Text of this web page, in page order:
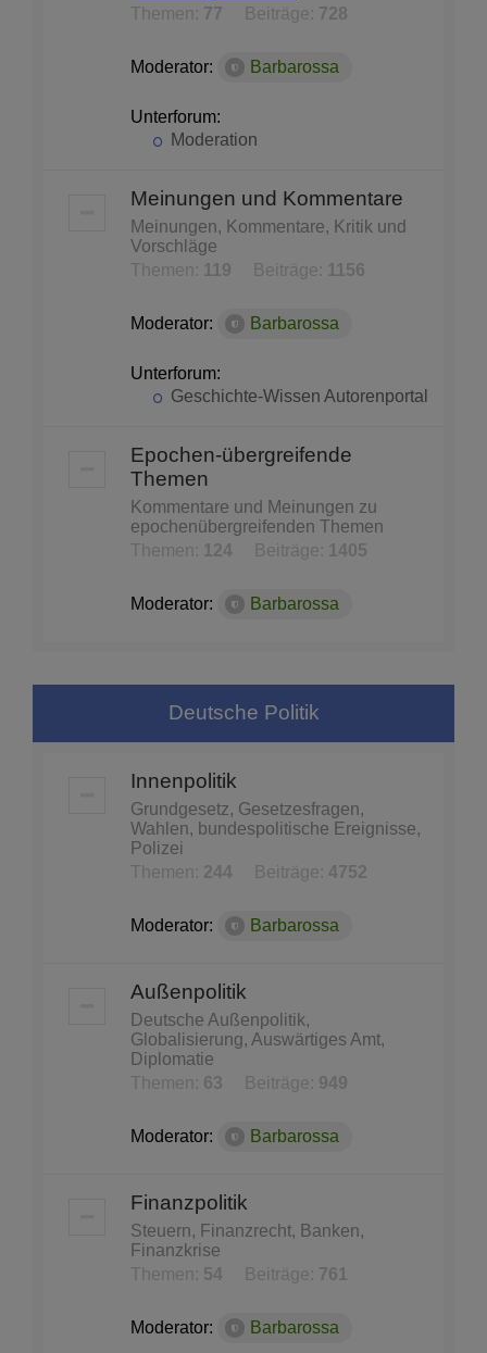
Themen: 77 Beiträge: 728
Moderator: Barbarossa
Unterforum:
Moderation
Meinungen und Kommentare
Meinungen, Kommentare, Kritik und
Vorschläge
Themen:
119 Beiträge: 1156
Moderator: Barbarossa
Unterforum:
Geschichte-Wissen Autorenportal
Epochen-übergreifende
Themen
Kommentare und Meinungen zu
epochenübergreifenden Themen
Themen:
124 Beiträge: 1405
Moderator: Barbarossa
Deutsche Politik
Innenpolitik
Grundgesetz, Gesetzesfragen,
Wahlen, bundespolitische Ereignisse,
Polizei
Themen: 244 Beiträge: 4752
Moderator: Barbarossa
Außenpolitik
Deutsche Außenpolitik,
Globalisierung, Auswärtiges Amt,
Diplomatie
Themen: 63 Beiträge: 949
Moderator: Barbarossa
Finanzpolitik
Steuern, Finanzrecht, Banken,
Finanzkrise
Themen: 54 Beiträge: 761
Moderator: Barbarossa